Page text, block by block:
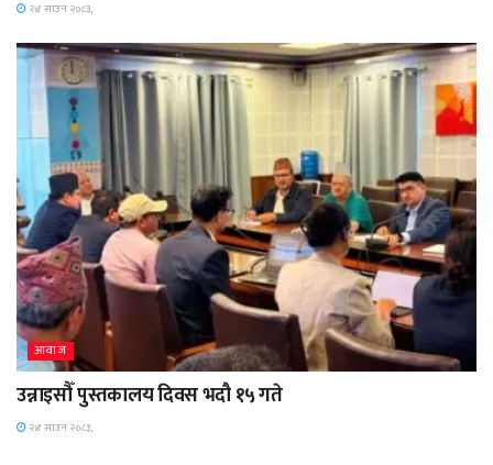
२४ साउन २०८३,
आवाज
उन्नाइसौँ पुस्तकालय दिवस भदौ १५ गते
२४ साउन २०८३,